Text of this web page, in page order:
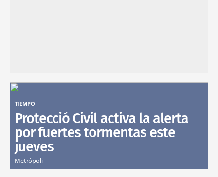
TIEMPO
Protecció Civil activa la alerta
por fuertes tormentas este
jueves
Metrópoli